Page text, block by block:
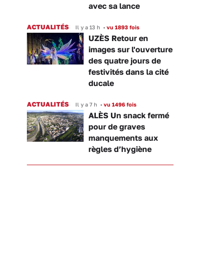
avec sa lance
ACTUALITÉS Il y a 13 h • vu 1893 fois
UZÈS Retour en
images sur l'ouverture
des quatre jours de
festivités dans la cité
ducale
ACTUALITÉS Il y a 7 h • vu 1496 fois
ALÈS Un snack fermé
pour de graves
manquements aux
règles d’hygiène